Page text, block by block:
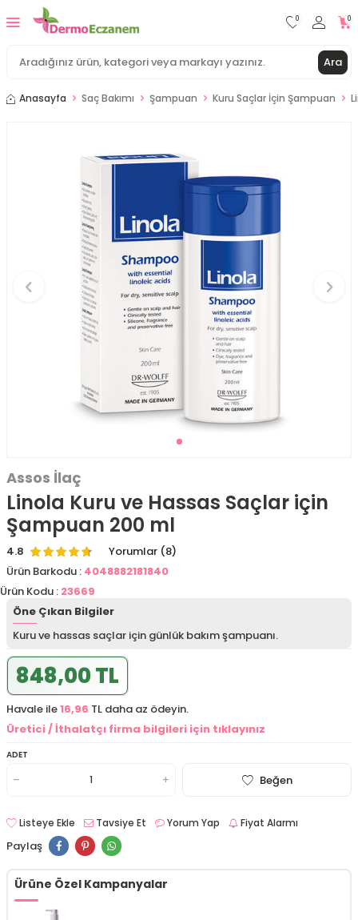
Ara
0 0
Anasayfa Saç Bakımı Şampuan Kuru Saçlar İçin Şampuan
Assos İlaç
Linola Kuru ve Hassas Saçlar için
Şampuan 200 ml
4.8
Yorumlar (8)
Ürün Barkodu : 4048882181840
Ürün Kodu : 23669
Öne Çıkan Bilgiler
Kuru ve hassas saçlar için günlük bakım şampuanı.
848,00 TL
Havale ile16,96 TL daha az ödeyin.
Üretici / İthalatçı firma bilgileri için tıklayınız
ADET
Beğen
Listeye Ekle Tavsiye Et Yorum Yap Fiyat Alarmı
Paylaş
Ürüne Özel Kampanyalar